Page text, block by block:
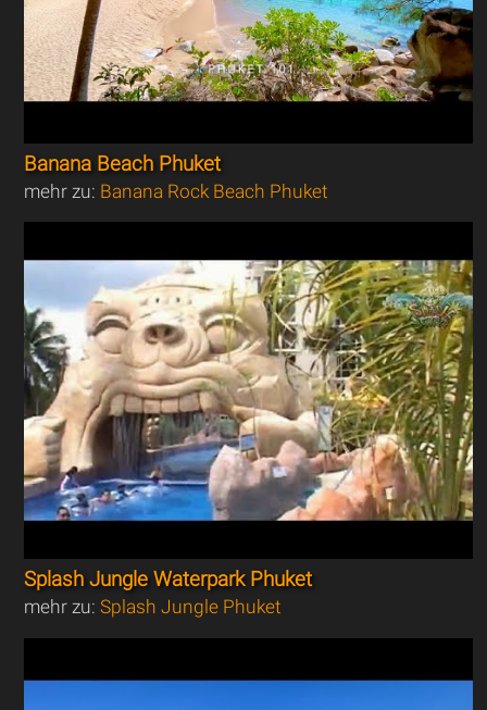
Banana Beach Phuket
mehr zu: Banana Rock Beach Phuket
Splash Jungle Waterpark Phuket
mehr zu:Splash Jungle Phuket